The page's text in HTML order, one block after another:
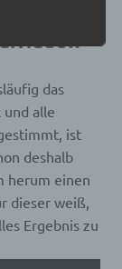
Main –
das
und alle
ist
deshalb
herum einen
dieser weiß,
Ergebnis zu
Daten
oder
die